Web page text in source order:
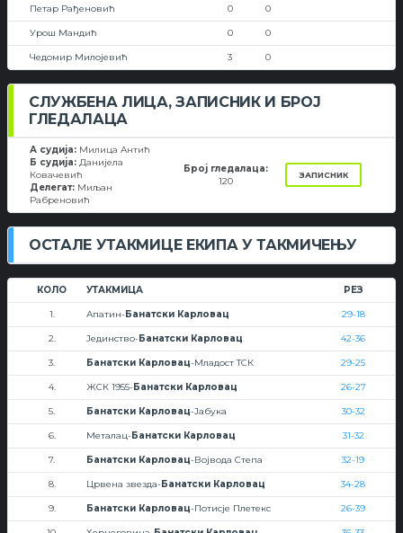
Петар Рађеновић 0 0
Урош Мандић 0 0
Чедомир Милојевић 3 0
СЛУЖБЕНА ЛИЦА, ЗАПИСНИК И БРОЈ
ГЛЕДАЛАЦА
А судија: Милица Антић
Б судија: Данијела
Ковачевић
Делегат: Миљан
Рабреновић
Број гледалаца:
120
ЗАПИСНИК
ОСТАЛЕ УТАКМИЦЕ ЕКИПА У ТАКМИЧЕЊУ
КОЛО УТАКМИЦА РЕЗ
1. Апатин-Банатски Карловац 29-18
2. Јединство-Банатски Карловац 42-36
3. Банатски Карловац-Младост ТСК 29-25
4. ЖСК 1955-Банатски Карловац 26-27
5. Банатски Карловац-Јабука 30-32
6. Металац-Банатски Карловац 31-32
7. Банатски Карловац-Војвода Степа 32-19
8. Црвена звезда-Банатски Карловац 34-28
9. Банатски Карловац-Потисје Плетекс 26-39